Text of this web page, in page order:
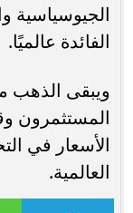
الجيوسياسية
الفائدة عالميًا.
ويبقى الذهب
المستثمرون
الأسعار في
العالمية.